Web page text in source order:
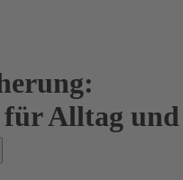
Alltag und